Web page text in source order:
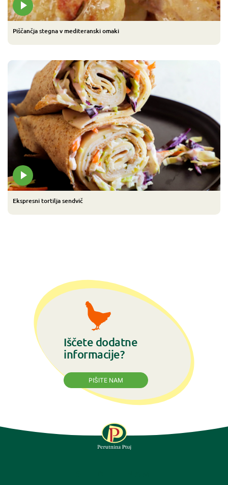
Piščančja stegna v mediteranski omaki
Ekspresni tortilja sendvič
Iščete dodatne
informacije?
PIŠITE NAM